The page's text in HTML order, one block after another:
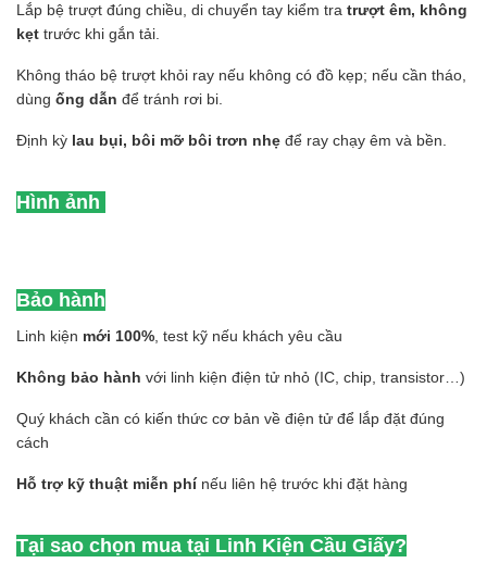
Lắp bệ trượt đúng chiều, di chuyển tay kiểm tra trượt êm, không
kẹt trước khi gắn tải.
Không tháo bệ trượt khỏi ray nếu không có đồ kẹp; nếu cần tháo,
dùng ống dẫn để tránh rơi bi.
Định kỳ lau bụi, bôi mỡ bôi trơn nhẹ để ray chạy êm và bền.
Hình ảnh
Bảo hành
Linh kiện mới 100% , test kỹ nếu khách yêu cầu
Không bảo hành với linh kiện điện tử nhỏ (IC, chip, transistor…)
Quý khách cần có kiến thức cơ bản về điện tử để lắp đặt đúng
cách
Hỗ trợ kỹ thuật miễn phínếu liên hệ trước khi đặt hàng
Tại sao chọn mua tại Linh Kiện Cầu Giấy?